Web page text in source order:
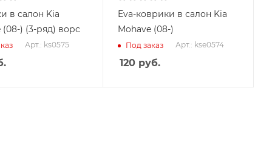
в салон Kia
(08-) (3-ряд) ворс
Арт.: ks0575
Eva-коврики в салон Kia
Mohave (08-)
Под заказ Арт.: kse0574
120руб.